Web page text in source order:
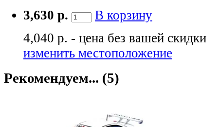
3,630 р.
В корзину
4,040 р. - цена без вашей скидки
изменить местоположение
Рекомендуем... (5)